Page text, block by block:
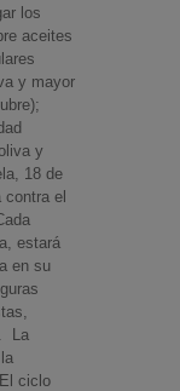
los
aceites
y mayor
y
18 de
contra el
estará
en su
La
ciclo